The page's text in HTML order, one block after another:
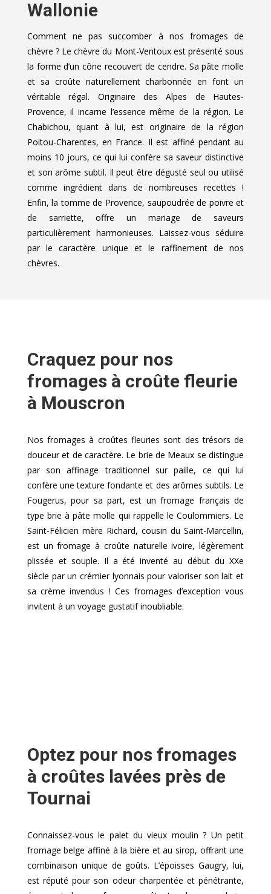
Wallonie
Comment ne pas succomber à nos fromages de
chèvre ? Le chèvre du Mont-Ventoux est présenté sous
la forme d’un cône recouvert de cendre. Sa pâte molle
et sa croûte naturellement charbonnée en font un
véritable régal. Originaire des Alpes de Hautes-
Provence, il incarne l’essence même de la région. Le
Chabichou, quant à lui, est originaire de la région
Poitou-Charentes, en France. Il est affiné pendant au
moins 10 jours, ce qui lui confère sa saveur distinctive
et son arôme subtil. Il peut être dégusté seul ou utilisé
comme ingrédient dans de nombreuses recettes !
Enfin, la tomme de Provence, saupoudrée de poivre et
de sarriette, offre un mariage de saveurs
particulièrement harmonieuses. Laissez-vous séduire
par le caractère unique et le raffinement de nos
chèvres.
Craquez pour nos
fromages à croûte fleurie
à Mouscron
Nos fromages à croûtes fleuries sont des trésors de
douceur et de caractère. Le brie de Meaux se distingue
par son affinage traditionnel sur paille, ce qui lui
confère une texture fondante et des arômes subtils. Le
Fougerus, pour sa part, est un fromage français de
type brie à pâte molle qui rappelle le Coulommiers. Le
Saint-Félicien mère Richard, cousin du Saint-Marcellin,
est un fromage à croûte naturelle ivoire, légèrement
plissée et souple. Il a été inventé au début du XXe
siècle par un crémier lyonnais pour valoriser son lait et
sa crème invendus ! Ces fromages d’exception vous
invitent à un voyage gustatif inoubliable.
Optez pour nos fromages
à croûtes lavées près de
Tournai
Connaissez-vous le palet du vieux moulin ? Un petit
fromage belge affiné à la bière et au sirop, offrant une
combinaison unique de goûts. L’époisses Gaugry, lui,
est réputé pour son odeur charpentée et pénétrante,